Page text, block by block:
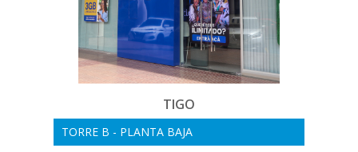
TIGO
TORRE B - PLANTA BAJA